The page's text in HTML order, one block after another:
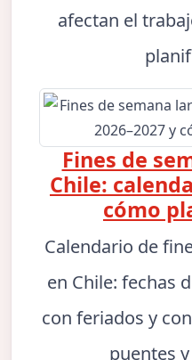
afectan el
Fines de
Chile:
cómo
Calendario de
en Chile: fechas
con feriados y
puentes